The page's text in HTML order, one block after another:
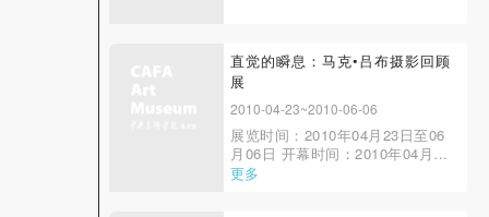
直觉的瞬息：马克•吕布摄影回顾
展
2010-04-23~2010-06-06
展览时间：2010年04月23日至06
月06日 开幕时间：2010年04月23
日16：00 展览地点：中央美术学
更多